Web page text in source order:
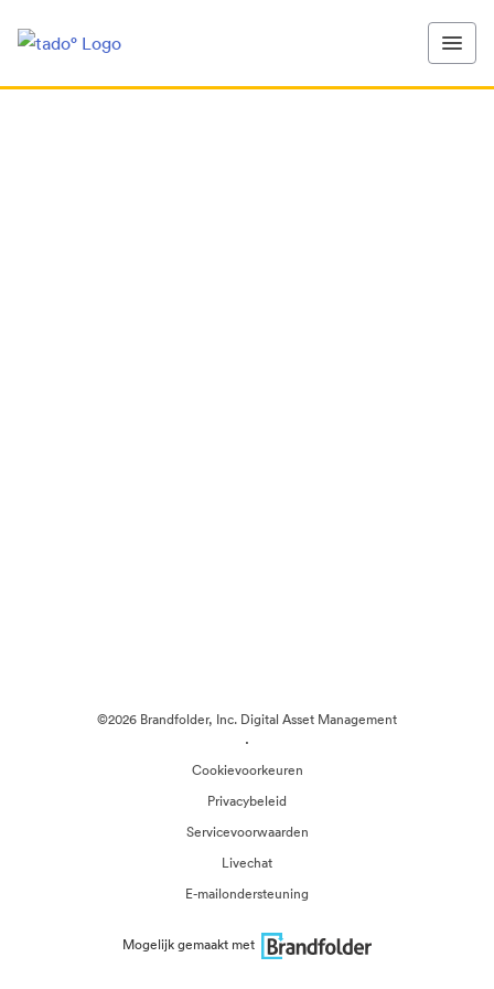
©2026 Brandfolder, Inc. Digital Asset Management
·
Cookievoorkeuren
Privacybeleid
Servicevoorwaarden
Livechat
E-mailondersteuning
Mogelijk gemaakt met